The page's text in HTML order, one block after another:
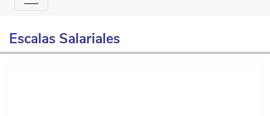
Escalas Salariales